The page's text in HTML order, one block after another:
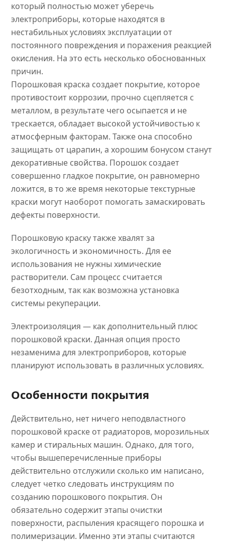
который полностью может уберечь
электроприборы, которые находятся в
нестабильных условиях эксплуатации от
постоянного повреждения и поражения реакцией
окисления. На это есть несколько обоснованных
причин.
Порошковая краска создает покрытие, которое
противостоит коррозии, прочно сцепляется с
металлом, в результате чего осыпается и не
трескается, обладает высокой устойчивостью к
атмосферным факторам. Также она способно
защищать от царапин, а хорошим бонусом станут
декоративные свойства. Порошок создает
совершенно гладкое покрытие, он равномерно
ложится, в то же время некоторые текстурные
краски могут наоборот помогать замаскировать
дефекты поверхности.
Порошковую краску также хвалят за
экологичность и экономичность. Для ее
использования не нужны химические
растворители. Сам процесс считается
безотходным, так как возможна установка
системы рекуперации.
Электроизоляция — как дополнительный плюс
порошковой краски. Данная опция просто
незаменима для электроприборов, которые
планируют использовать в различных условиях.
Особенности покрытия
Действительно, нет ничего неподвластного
порошковой краске от радиаторов, морозильных
камер и стиральных машин. Однако, для того,
чтобы вышеперечисленные приборы
действительно отслужили сколько им написано,
следует четко следовать инструкциям по
созданию порошкового покрытия. Он
обязательно содержит этапы очистки
поверхности, распыления красящего порошка и
полимеризации. Именно эти этапы считаются